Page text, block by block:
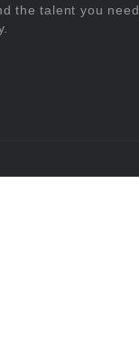
the talent you need,